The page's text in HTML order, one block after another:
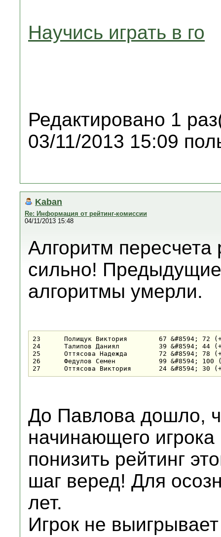
Научись играть в го
Редактировано 1
03/11/2013 15:09
Kaban
Re: Информация от рейтинг-комиссии
04/11/2013 15:48
Алгоритм пересчета
сильно!
алгоритмы умерли.
23	Полищук Виктория	67 &#8594; 72 (+5)	0	17-	+!	27+	15-	12-	22-	2	16	2	23
24	Талипов Даниял		39 &#8594; 44 (+5)	0	20-	22-	+!	27+	19-	15-	2	14&#189;	1&#189;	24
25	Оттясова Надежда	72 &#8594; 78 (+6)	0	19-	27+	18-	21-	17-	20-	1	15	0	25
26	Федулов Семен		99 &#8594; 100 (+1)	0	27+	14-	9-	-!	-!	-!	1	12&#189;	0	26
До Павлова дошло,
начинающего
понизить рейтинг
шаг веред! Для
лет.
Игрок не